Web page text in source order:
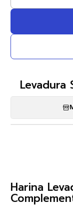
Levadura
Harina